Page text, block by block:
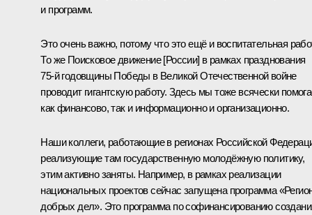
и программ.
Это очень важно, потому что это ещё и воспитательная
То же Поисковое движение [России] в рамках празднования
75‑й годовщины Победы в Великой Отечественной войне
проводит гигантскую работу. Здесь мы тоже всячески
как финансово, так и информационно и организационно.
Наши коллеги, работающие в регионах Российской
реализующие там государственную молодёжную политику,
этим активно заняты. Например, в рамках реализации
национальных проектов сейчас запущена программа
добрых дел». Это программа по софинансированию